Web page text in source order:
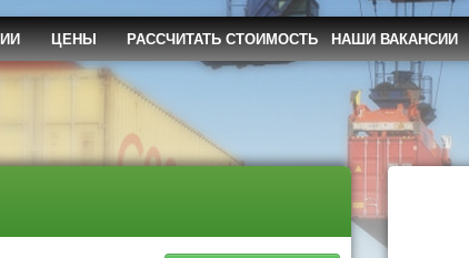
ЦЕНЫ РАССЧИТАТЬ СТОИМОСТЬ НАШИ ВАКАНСИИ